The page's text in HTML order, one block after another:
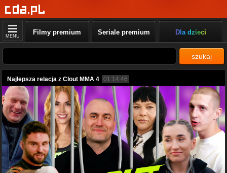
MENU Filmy premium Seriale premium Dla dzieci
szukaj
Najlepsza relacja z Clout MMA 4 01:14:46